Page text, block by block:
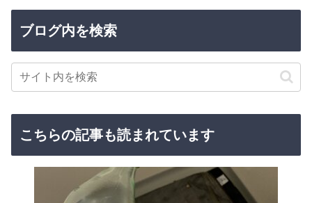
ブログ内を検索
こちらの記事も読まれています